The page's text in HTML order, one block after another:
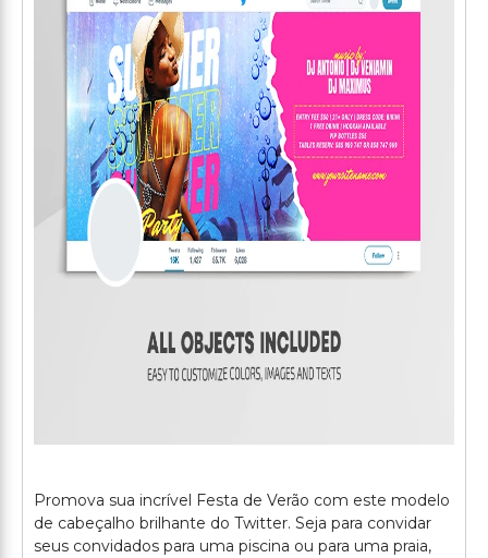
Promova sua incrível Festa de Verão com este modelo
de cabeçalho brilhante do Twitter. Seja para convidar
seus convidados para uma piscina ou para uma praia,